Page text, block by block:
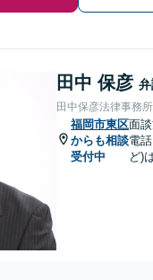
田中 保彦
田中保彦法律事務所
福岡市東区
からも相談
受付中
面
電
ど)